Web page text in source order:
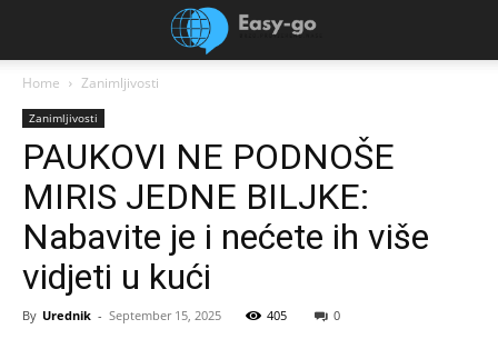
Home Zanimljivosti
Zanimljivosti
PAUKOVI NE PODNOŠE
MIRIS JEDNE BILJKE:
Nabavite je i nećete ih više
vidjeti u kući
By Urednik - September 15, 2025 405 0